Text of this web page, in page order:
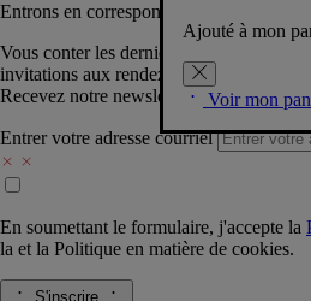
Ajouté à mon
Voir mon
Entrons en correspondance​
Vous conter les dernières créations de
invitations aux rendez-vous Diptyque,
Recevez notre newsletter.
Entrer votre adresse courriel
En soumettant le formulaire, j'accepte la
la et la Politique en matière de cookies.
S'inscrire